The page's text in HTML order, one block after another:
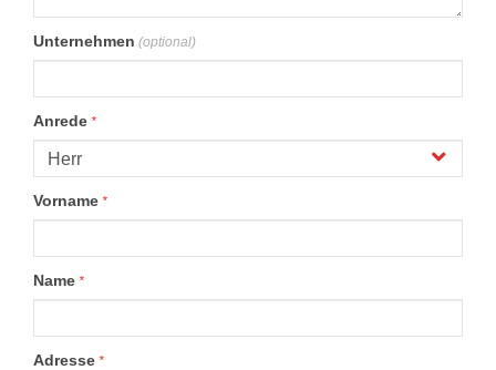
Unternehmen (optional)
Anrede *
Vorname *
Name *
Adresse *